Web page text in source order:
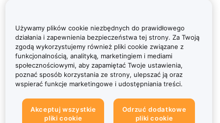
Używamy plików cookie niezbędnych do prawidłowego
działania i zapewnienia bezpieczeństwa tej strony. Za Twoją
zgodą wykorzystujemy również pliki cookie związane z
funkcjonalnością, analityką, marketingiem i mediami
społecznościowymi, aby zapamiętać Twoje ustawienia,
poznać sposób korzystania ze strony, ulepszać ją oraz
wspierać funkcje marketingowe i udostępniania treści.
Akceptuj wszystkie
pliki cookie
Odrzuć dodatkowe
pliki cookie